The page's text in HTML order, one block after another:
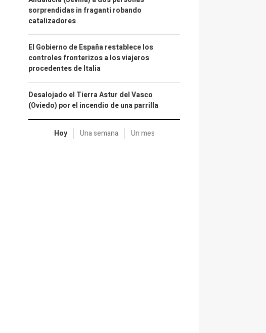
sorprendidas in fraganti robando
catalizadores
El Gobierno de España restablece los
controles fronterizos a los viajeros
procedentes de Italia
Desalojado el Tierra Astur del Vasco
(Oviedo) por el incendio de una parrilla
Hoy Una semana Un mes